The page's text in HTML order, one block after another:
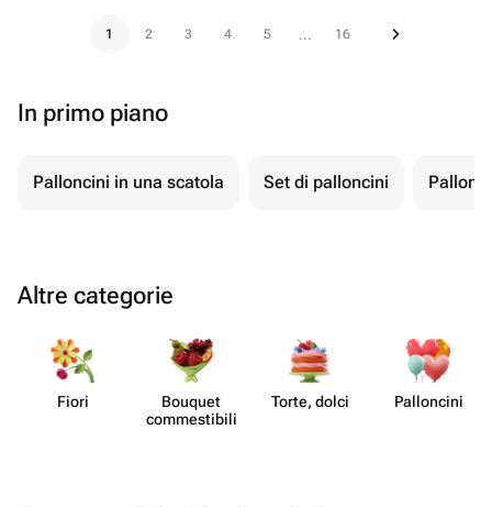
1 2 3 4 5 ... 16
In primo piano
Palloncini in una scatola Set di palloncini
Altre categorie
Fiori
Bouquet
commes​tibili
Torte, dolci Pall​oncini